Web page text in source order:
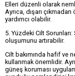
Elleri düzenli olarak
Ayrıca, dışarı
yardımcı olabilir.
5. Yüzdeki Cilt
oluşumunu artırabilir.
Cilt bakımında hafif ve
kullanmak önemlidir.
güneş koruması